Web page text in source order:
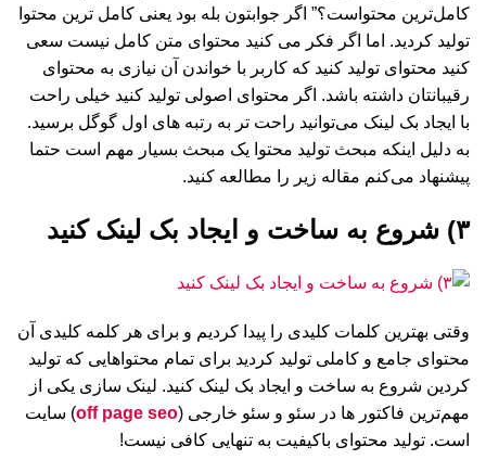
کامل‌ترین محتواست؟” اگر جوابتون بله بود یعنی کامل ترین محتوا
تولید کردید. اما اگر فکر می کنید محتوای متن کامل نیست سعی
کنید محتوای تولید کنید که کاربر با خواندن آن نیازی به محتوای
رقیبانتان داشته باشد. اگر محتوای اصولی تولید کنید خیلی راحت
با ایجاد بک لینک می‌توانید راحت تر به رتبه های اول گوگل برسید.
به دلیل اینکه مبحث تولید محتوا یک مبحث بسیار مهم است حتما
پیشنهاد می‌کنم مقاله زیر را مطالعه کنید.
۳) شروع به ساخت و ایجاد بک لینک کنید
وقتی بهترین کلمات کلیدی را پیدا کردیم و برای هر کلمه کلیدی آن
محتوای جامع و کاملی تولید کردید برای تمام محتواهایی که تولید
کردین شروع به ساخت و ایجاد بک لینک کنید. لینک سازی یکی از
مهم‌ترین فاکتور ها در سئو و سئو خارجی (off page seo) سایت
است. تولید محتوای باکیفیت به تنهایی کافی نیست!